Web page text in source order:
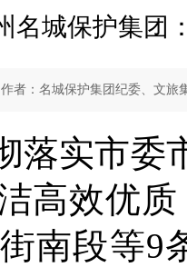
名城保护集团
作者：名城保护集团纪委、文
落实市委
高效优
南段等9